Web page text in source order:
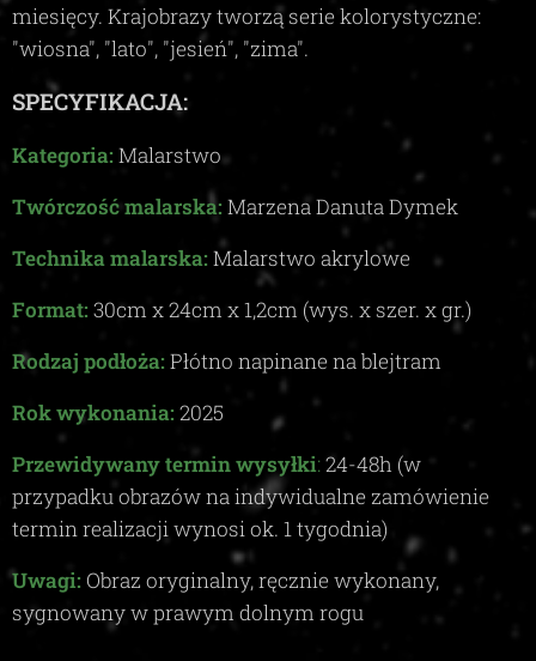
miesięcy. Krajobrazy tworzą serie kolorystyczne:
"wiosna", "lato", "jesień", "zima".
SPECYFIKACJA:
Kategoria: Malarstwo
Twórczość malarska: Marzena Danuta Dymek
Technika malarska: Malarstwo akrylowe
Format: 30cm x24cm x1,2cm (wys. x szer. x gr.)
Rodzaj podłoża: Płótno napinane na blejtram
Rok wykonania: 2025
Przewidywany termin wysyłki:24-48h (w
przypadku obrazów na indywidualne zamówienie
termin realizacji wynosi ok. 1tygodnia)
Uwagi: Obraz oryginalny, ręcznie wykonany,
sygnowany w prawym dolnym rogu